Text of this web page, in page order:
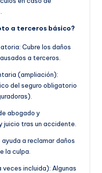
a terceros básico?
Cubre los daños
a terceros.
(ampliación):
del seguro obligatorio
abogado y
juicio tras un accidente.
a reclamar daños
la culpa.
incluida): Algunas